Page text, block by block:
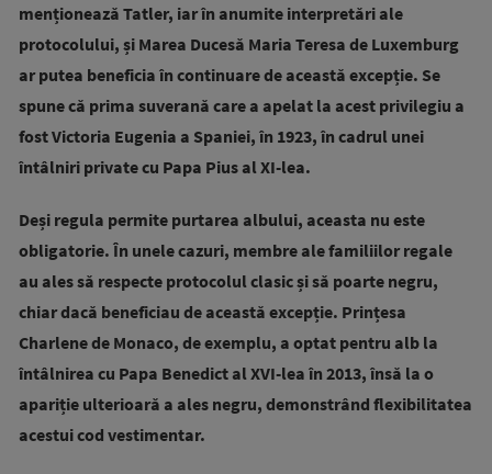
menționează Tatler, iar în anumite interpretări ale
protocolului, și Marea Ducesă Maria Teresa de Luxemburg
ar putea beneficia în continuare de această excepție. Se
spune că prima suverană care a apelat la acest privilegiu a
fost Victoria Eugenia a Spaniei, în 1923, în cadrul unei
întâlniri private cu Papa Pius al XI-lea.
Deși regula permite purtarea albului, aceasta nu este
obligatorie. În unele cazuri, membre ale familiilor regale
au ales să respecte protocolul clasic și să poarte negru,
chiar dacă beneficiau de această excepție. Prințesa
Charlene de Monaco, de exemplu, a optat pentru alb la
întâlnirea cu Papa Benedict al XVI-lea în 2013, însă la o
apariție ulterioară a ales negru, demonstrând flexibilitatea
acestui cod vestimentar.